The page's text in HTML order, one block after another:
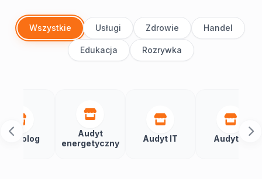
Wszystkie Usługi Zdrowie Handel
Edukacja Rozrywka
energetyczny
Audyt IT Audytor